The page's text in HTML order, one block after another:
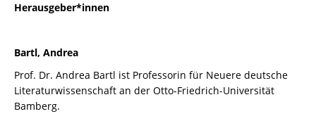
Herausgeber*innen
Bartl, Andrea
Prof. Dr. Andrea Bartl ist Professorin für Neuere deutsche
Literaturwissenschaft an der Otto-Friedrich-Universität
Bamberg.